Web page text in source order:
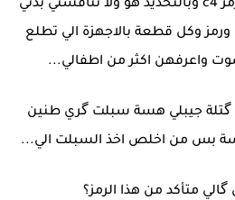
فگتلة يا عيوني لا اقصد الرمز c4 وبالتحديد هو ولا تناقشني بذني
ورمز وكل قطعة بالاجهزة الي تطلع
واعرفهن اكثر من اطفالي...
گتلة جيبلي هسة سبلت گري طنين
بس من اخلص اخذ السبلت الي...
متأكد من هذا الرمز؟